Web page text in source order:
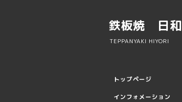
鉄板焼 日和
TEPPANYAKI HIYORI
トップページ
インフォメーション